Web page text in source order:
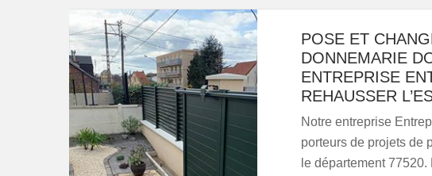
POSE ET
DONNEMARIE
ENTREPRISE
REHAUSSER
Notre entreprise
porteurs de projets de
le département